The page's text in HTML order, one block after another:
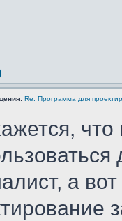
Re: Программа для
а